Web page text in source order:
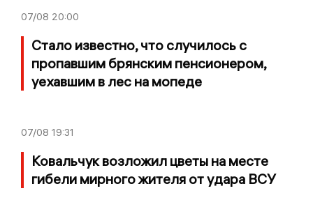
07/08 20:00
Стало известно, что случилось с
пропавшим брянским пенсионером,
уехавшим в лес на мопеде
07/08 19:31
Ковальчук возложил цветы на месте
гибели мирного жителя от удара ВСУ